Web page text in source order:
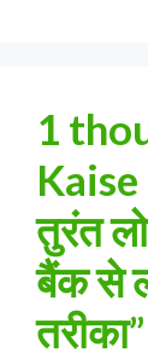
1
Kaise
तुरंत
बैंक से
तरीका”